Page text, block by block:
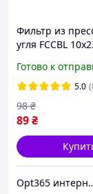
Фильтр из
угля FCCBL
Готово к
5.0
89₴
98 ₴
Opt365